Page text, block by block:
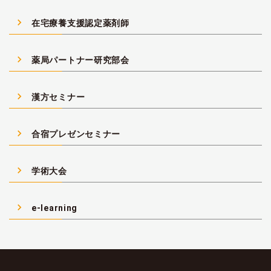
navigate_next 在宅療養支援認定薬剤師
navigate_next 薬局パートナー研究部会
navigate_next 漢方セミナー
navigate_next 合宿プレゼンセミナー
navigate_next 学術大会
navigate_next e-learning